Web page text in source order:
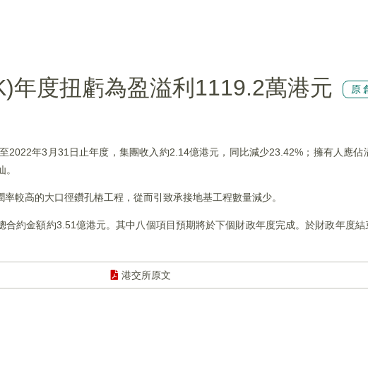
年度扭虧為盈溢利1119.2萬港元 原
2022年3月31日止年度，集團收入約2.14億港元，同比減少23.42%；擁有人應
較高的大口徑鑽孔樁工程，從而引致承接地基工程數量減少。
約金額約3.51億港元。其中八個項目預期將於下個財政年度完成。於財政年度
港交所原文